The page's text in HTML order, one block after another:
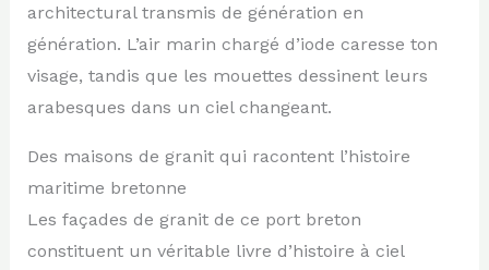
architectural transmis de génération en
génération. L’air marin chargé d’iode caresse ton
visage, tandis que les mouettes dessinent leurs
arabesques dans un ciel changeant.
Des maisons de granit qui racontent l’histoire
maritime bretonne
Les façades de granit de ce port breton
constituent un véritable livre d’histoire à ciel